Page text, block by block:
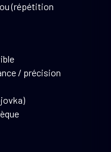
(répétition
/ précision